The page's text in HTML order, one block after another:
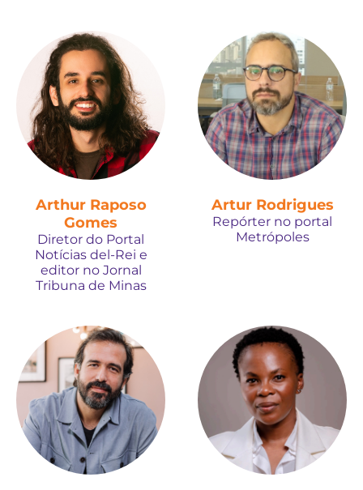
Arthur Raposo
Gomes
Diretor do Portal
Notícias del-Rei e
editor no Jornal
Tribuna de Minas
Artur Rodrigues
Repórter no portal
Metrópoles